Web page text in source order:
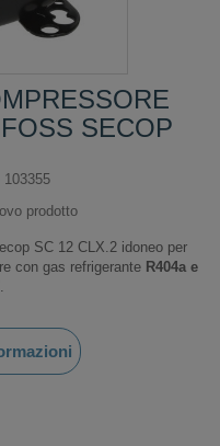
SECOP
103355
prodotto
SC 12 CLX.2 idoneo per
con gas refrigerante R404a e